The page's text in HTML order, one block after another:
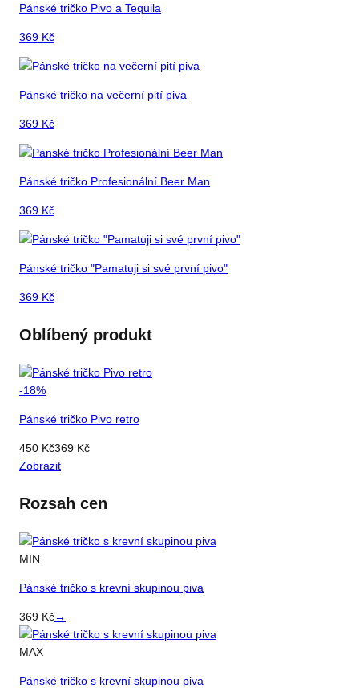
Pánské tričko Pivo a Tequila
369 Kč
Pánské tričko na večerní pití piva
369 Kč
Pánské tričko Profesionální Beer Man
369 Kč
Pánské tričko "Pamatuji si své první pivo"
369 Kč
Oblíbený produkt
-18%
Pánské tričko Pivo retro
450 Kč369 Kč
Zobrazit
Rozsah cen
MIN
Pánské tričko s krevní skupinou piva
369 Kč→
MAX
Pánské tričko s krevní skupinou piva